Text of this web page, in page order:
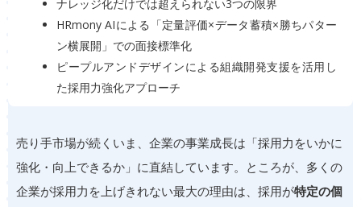
ナレッジ化だけでは超えられない3つの限界
HRmony AIによる「定量評価×データ蓄積×勝ちパター
ン横展開」での面接標準化
ピープルアンドデザインによる組織開発支援を活用し
た採用力強化アプローチ
売り手市場が続くいま、企業の事業成長は「採用力をいかに
強化・向上できるか」に直結しています。ところが、多くの
企業が採用力を上げきれない最大の理由は、採用が特定の個